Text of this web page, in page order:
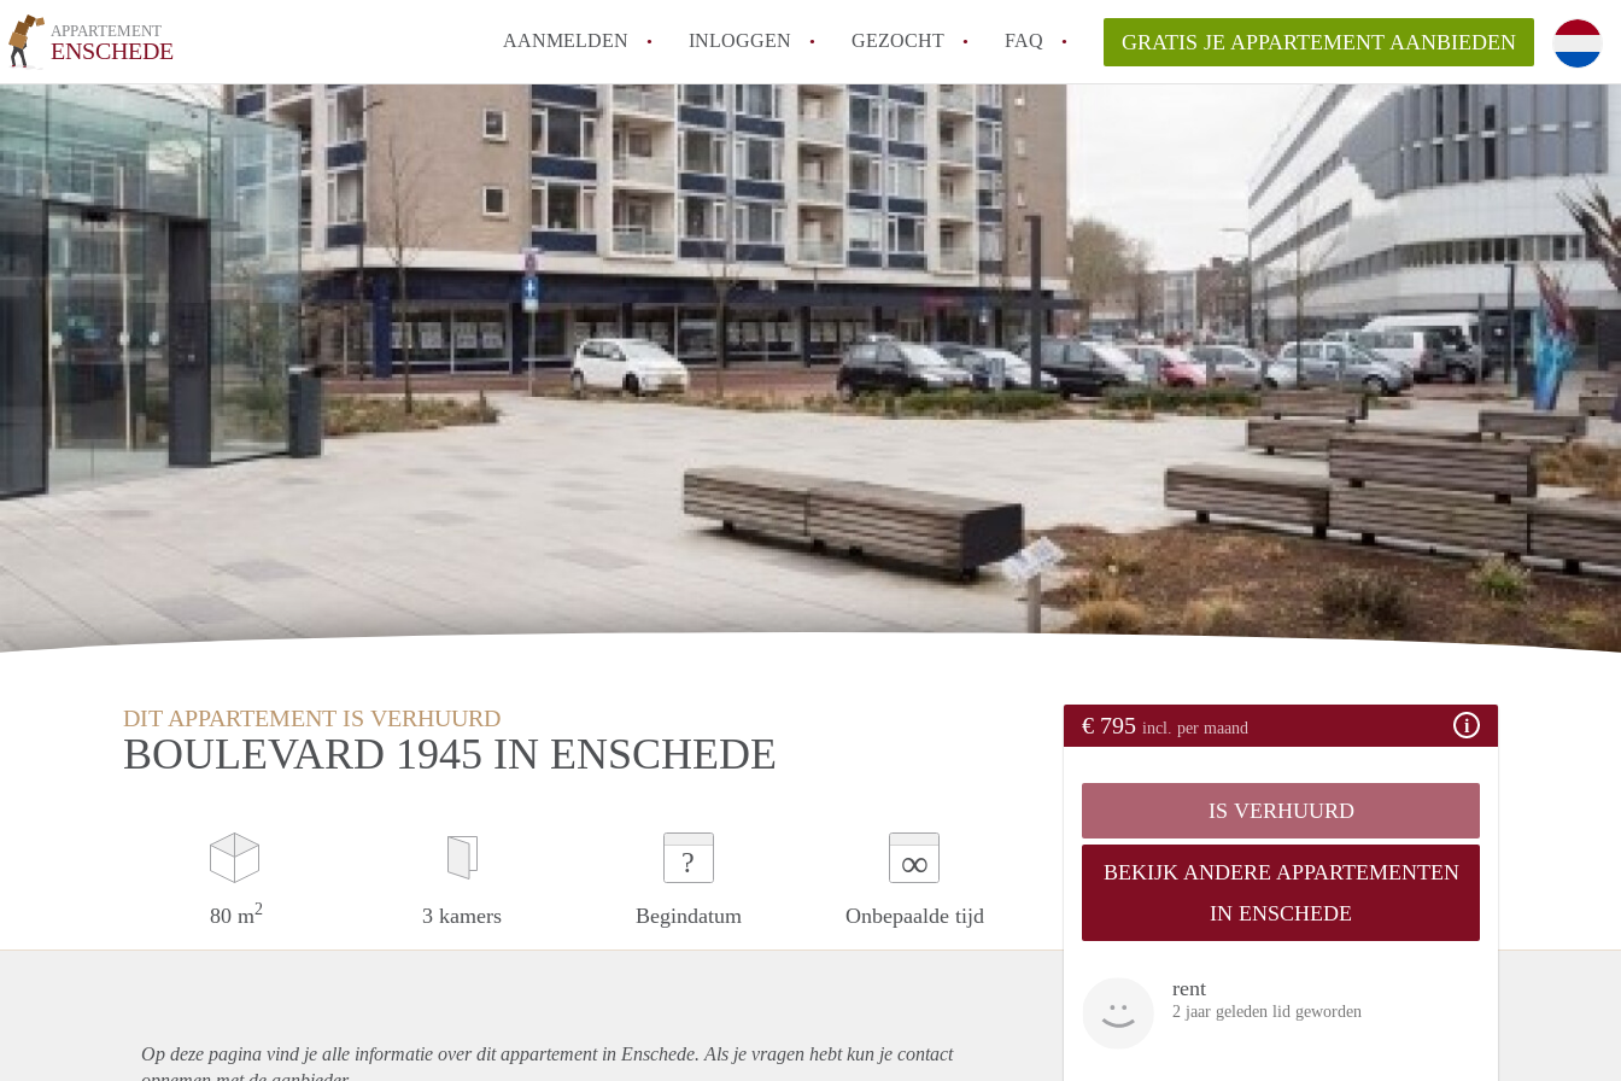
APPARTEMENT
ENSCHEDE AANMELDEN INLOGGEN GEZOCHT FAQ
How to translate AppartementEnschede!
Wat is AppartementEnschede?
Hoeveel kost het om te reageren op een Appartement in Enschede?
Wat is de privacyverklaring van AppartementEnschede?
Berekent AppartementEnschede
makelaarsvergoeding/bemiddelingsvergoeding?
Alle veelgestelde vragen
GRATIS JE APPARTEMENT AANBIEDEN
DIT APPARTEMENT IS VERHUURD
BOULEVARD 1945 IN ENSCHEDE
80 m2 3 kamers
?
Begindatum
∞
Onbepaalde tijd
€ 795 incl. per maand
IS VERHUURD
BEKIJK ANDERE APPARTEMENTEN
IN ENSCHEDE
rent
2 jaar geleden lid geworden
Op deze pagina vind je alle informatie over ditappartementin Enschede. Als je vragen hebt kun je contact